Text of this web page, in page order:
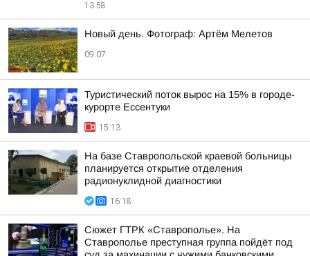
13:58
Новый день. Фотограф: Артём Мелетов
09:07
Туристический поток вырос на 15% в городе-
курорте Ессентуки
15:13
На базе Ставропольской краевой больницы
планируется открытие отделения
радионуклидной диагностики
16:18
Сюжет ГТРК «Ставрополье». На
Ставрополье преступная группа пойдёт под